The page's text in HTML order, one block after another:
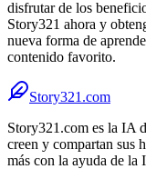
disfrutar de los
Story321 ahora y
nueva forma de
contenido favorito.
Story321.com
Story321.com es la IA
creen y compartan sus
más con la ayuda de la